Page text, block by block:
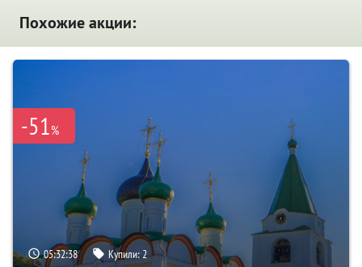
Похожие акции:
-51%
05:32:37 Купили:2